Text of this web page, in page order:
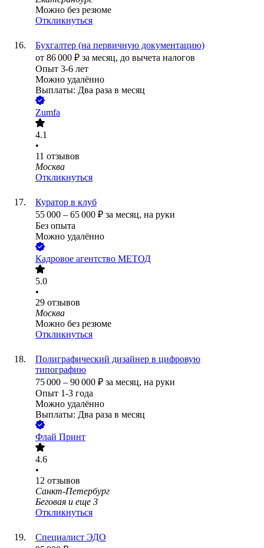
Можно без резюме
Откликнуться
Бухгалтер (на первичную документацию)
от 86 000 ₽ за месяц, до вычета налогов
Опыт 3-6 лет
Можно удалённо
Выплаты: Два раза в месяц
Zumfa
4.1
•
11 отзывов
Москва
Откликнуться
Куратор в клуб
55 000 – 65 000 ₽ за месяц, на руки
Без опыта
Можно удалённо
Кадровое агентство МЕТОД
5.0
•
29 отзывов
Москва
Можно без резюме
Откликнуться
Полиграфический дизайнер в цифровую
типографию
75 000 – 90 000 ₽ за месяц, на руки
Опыт 1-3 года
Можно удалённо
Выплаты: Два раза в месяц
Флай Принт
4.6
•
12 отзывов
Санкт-Петербург
Беговая и еще 3
Откликнуться
Специалист ЭДО